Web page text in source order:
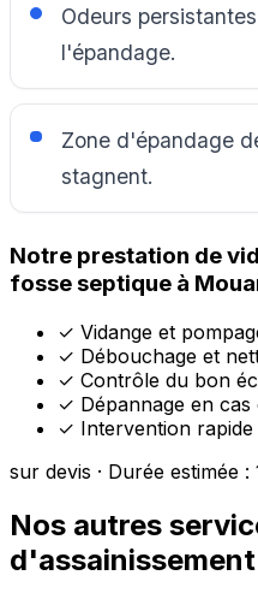
Odeurs
l'épandage.
Zone d'épandage
stagnent.
Notre prestation de
fosse septique à
✓ Vidange et
✓ Débouchage et
✓ Contrôle du bon
✓ Dépannage en
✓ Intervention
sur devis · Durée estimée :
Nos autres